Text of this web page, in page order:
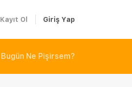
Kayıt Ol Giriş Yap
Bugün Ne Pişirsem?